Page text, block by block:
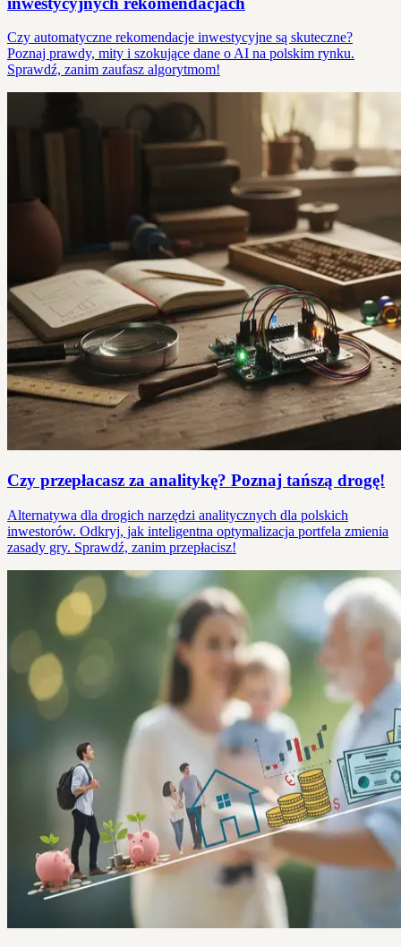
Czy automatyczne rekomendacje inwestycyjne są skuteczne?
Poznaj prawdy, mity i szokujące dane o AI na polskim rynku.
Sprawdź, zanim zaufasz algorytmom!
Czy przepłacasz za analitykę? Poznaj tańszą drogę!
Alternatywa dla drogich narzędzi analitycznych dla polskich
inwestorów. Odkryj, jak inteligentna optymalizacja portfela zmienia
zasady gry. Sprawdź, zanim przepłacisz!